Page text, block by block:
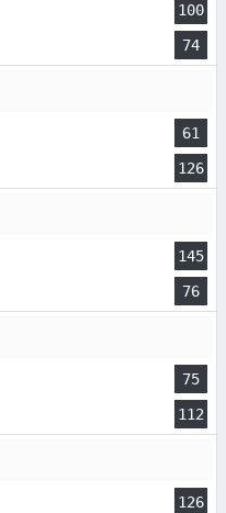
100
74
61
126
145
76
75
112
126